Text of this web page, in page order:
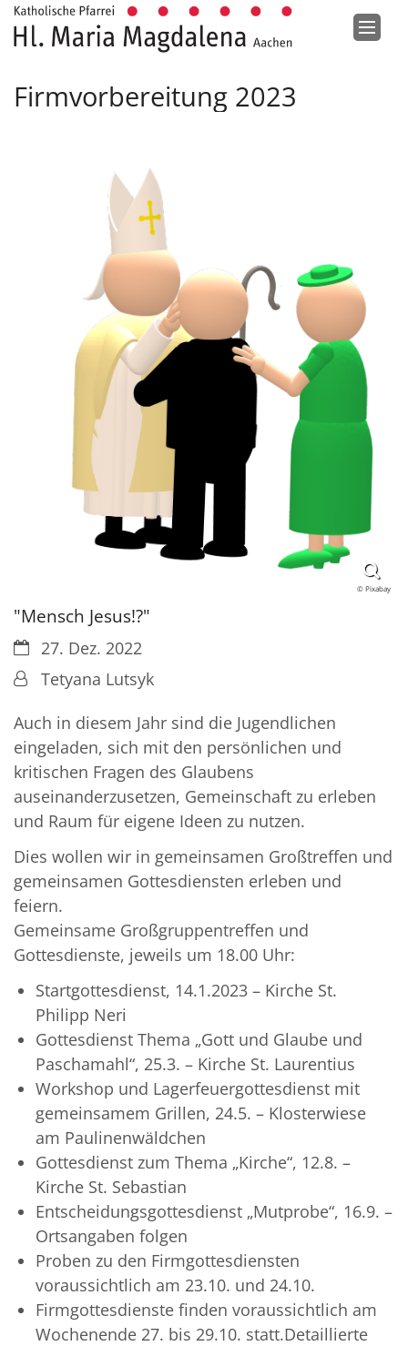
Zum Inhalt springen
Firmvorbereitung 2023
© Pixabay
"Mensch Jesus!?"
Datum:27. Dez. 2022
Von:Tetyana Lutsyk
Auch in diesem Jahr sind die Jugendlichen
eingeladen, sich mit den persönlichen und
kritischen Fragen des Glaubens
auseinanderzusetzen, Gemeinschaft zu erleben
und Raum für eigene Ideen zu nutzen.
Dies wollen wir in gemeinsamen Großtreffen und
gemeinsamen Gottesdiensten erleben und
feiern.
Gemeinsame Großgruppentreffen und
Gottesdienste, jeweils um 18.00 Uhr:
Startgottesdienst, 14.1.2023 – Kirche St.
Philipp Neri
Gottesdienst Thema „Gott und Glaube und
Paschamahl“, 25.3. – Kirche St. Laurentius
Workshop und Lagerfeuergottesdienst mit
gemeinsamem Grillen, 24.5. – Klosterwiese
am Paulinenwäldchen
Gottesdienst zum Thema „Kirche“, 12.8. –
Kirche St. Sebastian
Entscheidungsgottesdienst „Mutprobe“, 16.9. –
Ortsangaben folgen
Proben zu den Firmgottesdiensten
voraussichtlich am 23.10. und 24.10.
Firmgottesdienste finden voraussichtlich am
Wochenende 27. bis 29.10. statt.Detaillierte